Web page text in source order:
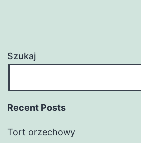
Szukaj
Recent Posts
Tort orzechowy